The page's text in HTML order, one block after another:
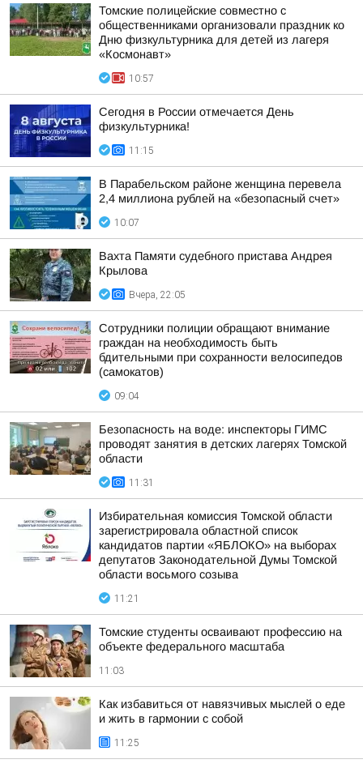
Томские полицейские совместно с
общественниками организовали праздник ко
Дню физкультурника для детей из лагеря
«Космонавт»
10:57
Сегодня в России отмечается День
физкультурника!
11:15
В Парабельском районе женщина перевела
2,4 миллиона рублей на «безопасный счет»
10:07
Вахта Памяти судебного пристава Андрея
Крылова
Вчера, 22:05
Сотрудники полиции обращают внимание
граждан на необходимость быть
бдительными при сохранности велосипедов
(самокатов)
09:04
Безопасность на воде: инспекторы ГИМС
проводят занятия в детских лагерях Томской
области
11:31
Избирательная комиссия Томской области
зарегистрировала областной список
кандидатов партии «ЯБЛОКО» на выборах
депутатов Законодательной Думы Томской
области восьмого созыва
11:21
Томские студенты осваивают профессию на
объекте федерального масштаба
11:03
Как избавиться от навязчивых мыслей о еде
и жить в гармонии с собой
11:25